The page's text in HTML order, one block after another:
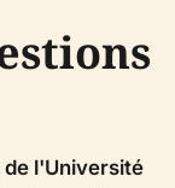
de l'Université